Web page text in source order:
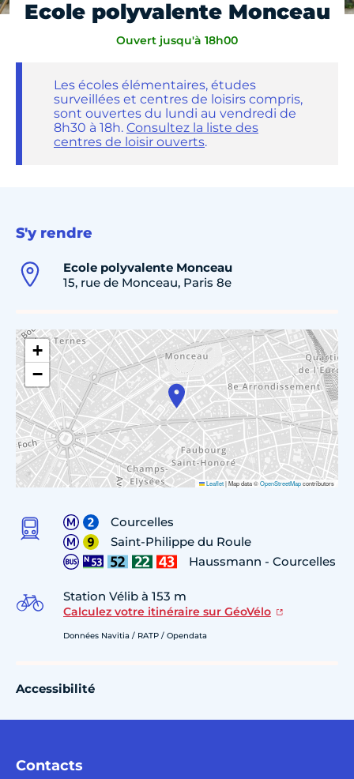
Ecole polyvalente Monceau
Ouvert jusqu'à 18h00
Les écoles élémentaires, études
surveillées et centres de loisirs compris,
sont ouvertes du lundi au vendredi de
8h30 à 18h. Consultez la liste des
centres de loisir ouverts.
S'y rendre
Ecole polyvalente Monceau
15, rue de Monceau, Paris 8e
+
−
Leaflet|Map data ©OpenStreetMapcontributors
Courcelles
Saint-Philippe du Roule
Haussmann - Courcelles
Station Vélib à 153 m
Calculez votre itinéraire sur GéoVélo
Données Navitia / RATP / Opendata
Accessibilité
Contacts